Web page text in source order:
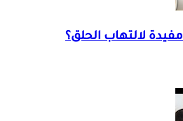
لالتهاب الحلق؟